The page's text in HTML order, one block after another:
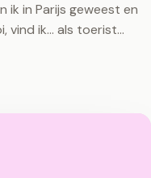
ik in Parijs geweest en
vind ik... als toerist...